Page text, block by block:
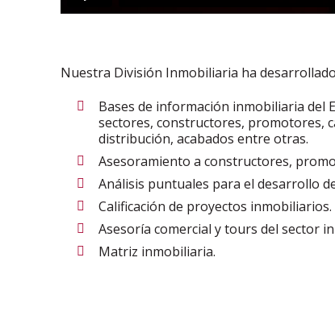
Nuestra División Inmobiliaria ha
Bases de información inmobiliaria del
sectores, constructores, promotores,
distribución, acabados entre otras.
Asesoramiento a constructores,
Análisis puntuales para el desarrollo
Calificación de proyectos inmobiliarios.
Asesoría comercial y tours del sector
Matriz inmobiliaria.